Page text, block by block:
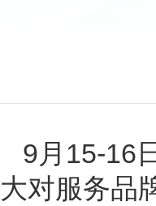
9月15-16
大对服务品